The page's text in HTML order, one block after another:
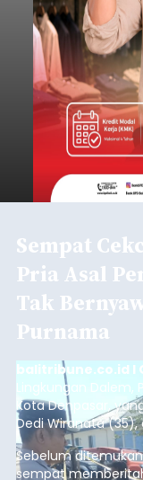
Gianyar
Submitted by
Baca
Sambut
Gratis
balitribune.co.id I
memperingati hari
Republik Indonesia (
Tahanan Negara
(6/8/2026).
Bangli
Submitted by
Baca